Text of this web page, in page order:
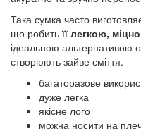
Така сумка часто
що робить її легкою,
ідеальною альтернативою
створюють зайве сміття.
багаторазове
дуже легка
якісне лого
можна носити на